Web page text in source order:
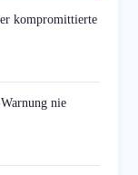
kompromittierte
nie